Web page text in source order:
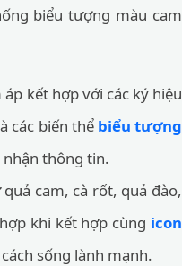
biểu tượng màu cam
kết hợp với các ký hiệu
các biến thể biểu tượng
thông tin.
cam, cà rốt, quả đào,
khi kết hợp cùng icon
sống lành mạnh.